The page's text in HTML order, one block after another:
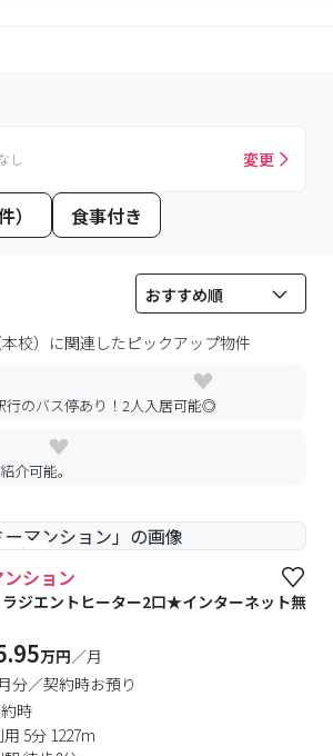
し 変更
） 食事付き
校） に関連したピックアップ物件
行のバス停あり！2人入居可能◎
介可能。
待ち
ション
ジエントヒーター2口★インターネット無
万円／月
分／契約時お預り
時
5分 1227m